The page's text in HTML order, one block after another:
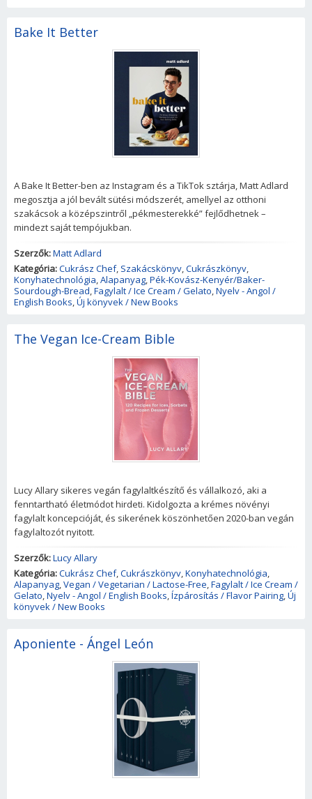
Bake It Better
A Bake It Better-ben az Instagram és a TikTok sztárja, Matt Adlard
megosztja a jól bevált sütési módszerét, amellyel az otthoni
szakácsok a középszintről „pékmesterekké” fejlődhetnek –
mindezt saját tempójukban.
Szerzők:Matt Adlard
Kategória:Cukrász Chef, Szakácskönyv,Cukrászkönyv,
Konyhatechnológia,Alapanyag,Pék-Kovász-Kenyér/Baker-
Sourdough-Bread,Fagylalt / Ice Cream / Gelato,Nyelv - Angol /
English Books,Új könyvek / New Books
The Vegan Ice-Cream Bible
Lucy Allary sikeres vegán fagylaltkészítő és vállalkozó, aki a
fenntartható életmódot hirdeti. Kidolgozta a krémes növényi
fagylalt koncepcióját, és sikerének köszönhetően 2020-ban vegán
fagylaltozót nyitott.
Szerzők:Lucy Allary
Kategória:Cukrász Chef,Cukrászkönyv,Konyhatechnológia,
Alapanyag,Vegan / Vegetarian / Lactose-Free,Fagylalt / Ice Cream /
Gelato,Nyelv - Angol / English Books,Ízpárosítás / Flavor Pairing,Új
könyvek / New Books
Aponiente - Ángel León